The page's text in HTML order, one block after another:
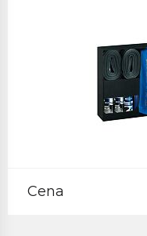
Cena